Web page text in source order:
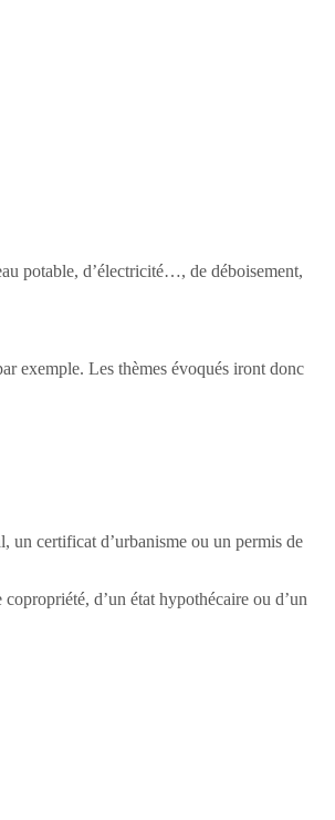
potable, d’électricité…, de déboisement,
exemple. Les thèmes évoqués iront donc
un certificat d’urbanisme ou un permis de
d’un état hypothécaire ou d’un